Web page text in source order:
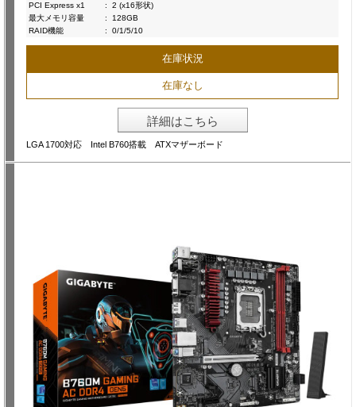
PCI Express x1
:
2 (x16形状)
最大メモリ容量
:
128GB
RAID機能
: 0/1/5/10
在庫状況
在庫なし
詳細はこちら
LGA 1700対応 Intel B760搭載 ATXマザーボード